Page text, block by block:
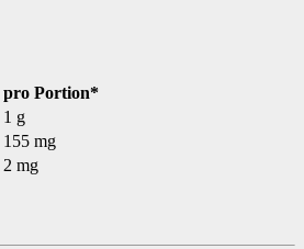
pro Portion*
1 g
155 mg
2 mg